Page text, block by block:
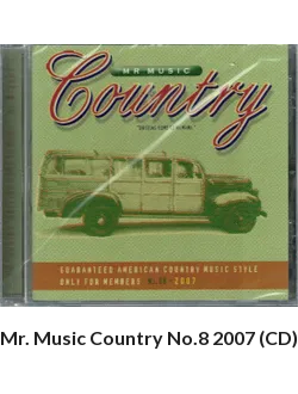
Mr. Music Country No.8 2007 (CD)